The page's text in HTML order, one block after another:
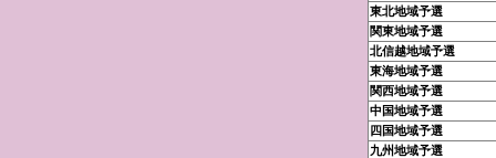
東北地域予選
関東地域予選
北信越地域予選
東海地域予選
関西地域予選
中国地域予選
四国地域予選
九州地域予選